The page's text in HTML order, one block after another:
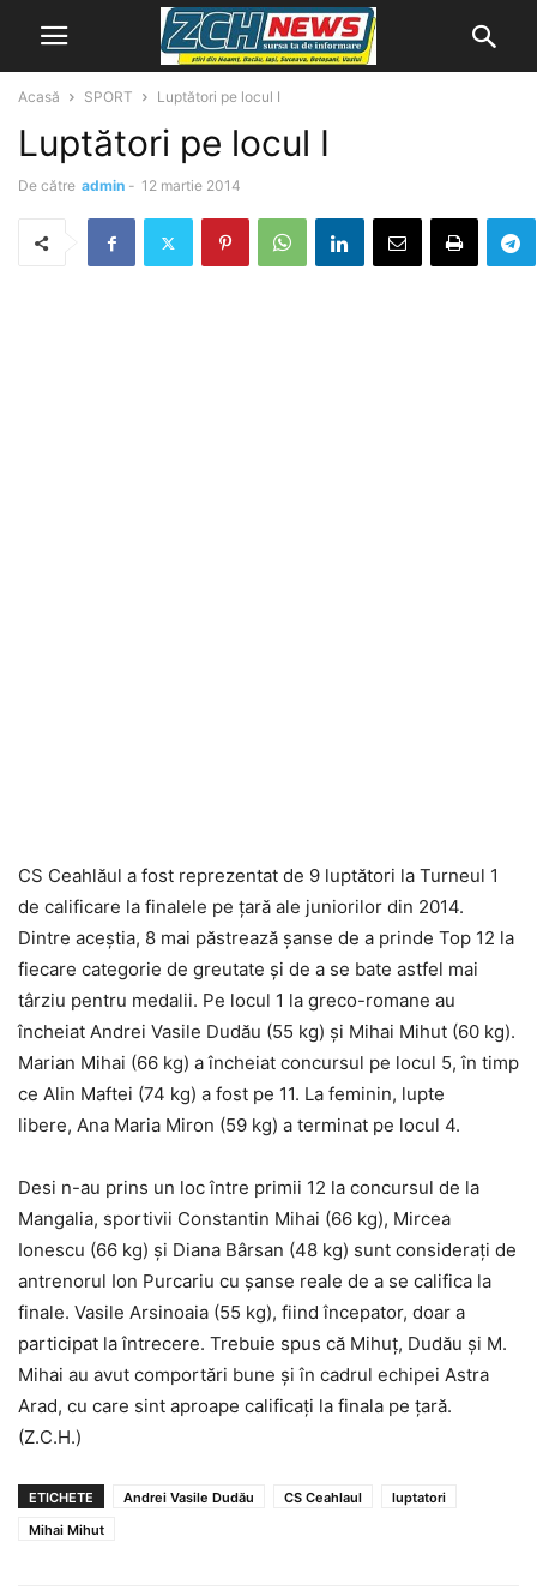
Acasă SPORT Luptători pe locul I
Luptători pe locul I
De către admin - 12 martie 2014
CS Ceahlăul a fost reprezentat de 9 luptători la Turneul 1
de calificare la finalele pe ţară ale juniorilor din 2014.
Dintre aceştia, 8 mai păstrează şanse de a prinde Top 12 la
fiecare categorie de greutate şi de a se bate astfel mai
târziu pentru medalii. Pe locul 1 la greco-romane au
încheiat Andrei Vasile Dudău (55 kg) şi Mihai Mihut (60 kg).
Marian Mihai (66 kg) a încheiat concursul pe locul 5, în timp
ce Alin Maftei (74 kg) a fost pe 11. La feminin, lupte
libere, Ana Maria Miron (59 kg) a terminat pe locul 4.
Desi n-au prins un loc între primii 12 la concursul de la
Mangalia, sportivii Constantin Mihai (66 kg), Mircea
Ionescu (66 kg) şi Diana Bârsan (48 kg) sunt consideraţi de
antrenorul Ion Purcariu cu şanse reale de a se califica la
finale. Vasile Arsinoaia (55 kg), fiind începator, doar a
participat la întrecere. Trebuie spus că Mihuţ, Dudău şi M.
Mihai au avut comportări bune şi în cadrul echipei Astra
Arad, cu care sint aproape calificaţi la finala pe ţară.
(Z.C.H.)
ETICHETE Andrei Vasile Dudău CS Ceahlaul
luptatori
Mihai Mihut